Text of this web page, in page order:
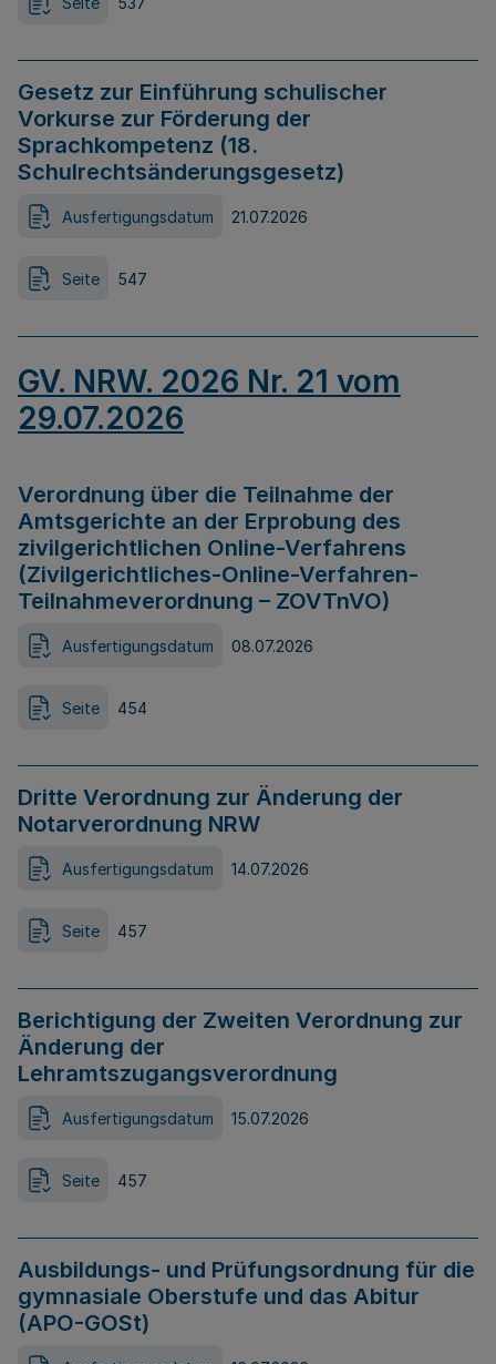
Gesetz zur Einführung schulischer
Vorkurse zur Förderung der
Sprachkompetenz (18.
Schulrechtsänderungsgesetz)
Ausfertigungsdatum 21.07.2026
Seite 547
GV. NRW. 2026 Nr. 21 vom
29.07.2026
Verordnung über die Teilnahme der
Amtsgerichte an der Erprobung des
zivilgerichtlichen Online-Verfahrens
(Zivilgerichtliches-Online-Verfahren-
Teilnahmeverordnung – ZOVTnVO)
Ausfertigungsdatum 08.07.2026
Seite 454
Dritte Verordnung zur Änderung der
Notarverordnung NRW
Ausfertigungsdatum 14.07.2026
Seite 457
Berichtigung der Zweiten Verordnung zur
Änderung der
Lehramtszugangsverordnung
Ausfertigungsdatum 15.07.2026
Seite 457
Ausbildungs- und Prüfungsordnung für die
gymnasiale Oberstufe und das Abitur
(APO-GOSt)